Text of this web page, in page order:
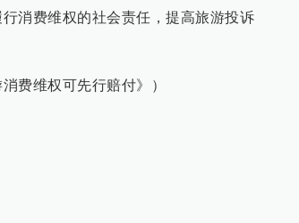
消费维权的社会责任，提高旅游投诉
费维权可先行赔付》）